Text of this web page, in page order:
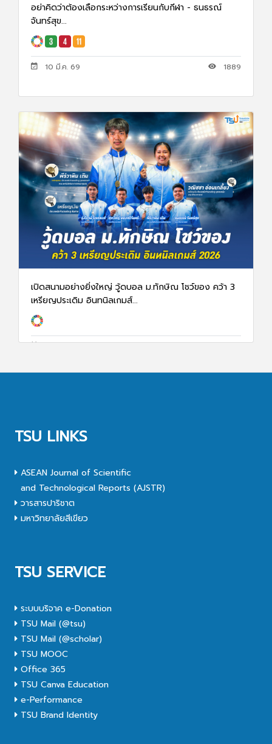
อย่าคิดว่าต้องเลือกระหว่างการเรียนกับกีฬา - ธนธรณ์
จันทร์สุข...
10 มี.ค. 69 1889
เปิดสนามอย่างยิ่งใหญ่ วู้ดบอล ม.ทักษิณ โชว์ของ คว้า 3
เหรียญประเดิม อินทนิลเกมส์...
TSU LINKS
ASEAN Journal of Scientific
and Technological Reports (AJSTR)
วารสารปาริชาต
มหาวิทยาลัยสีเขียว
TSU SERVICE
ระบบบริจาค e-Donation
TSU Mail (@tsu)
TSU Mail (@scholar)
TSU MOOC
Office 365
TSU Canva Education
e-Performance
TSU Brand Identity